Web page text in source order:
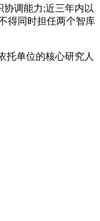
调能力;近三年内以
得同时担任两个智库
单位的核心研究人